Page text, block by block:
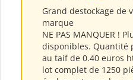
Grand destockage de
NE PAS MANQUER !
disponibles. Quantité
au taif de 0.40 euros
lot complet de 1250